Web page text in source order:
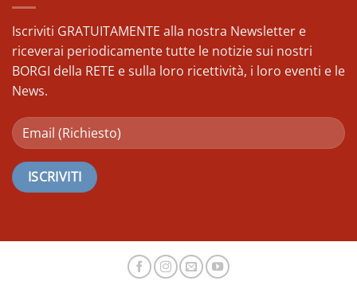
Nordic
Tubero
d’
Oro
Iscriviti GRATUITAMENTE alla nostra Newsletter e
riceverai periodicamente tutte le notizie sui nostri
BORGI della RETE e sulla loro ricettività, i loro eventi e le
News.